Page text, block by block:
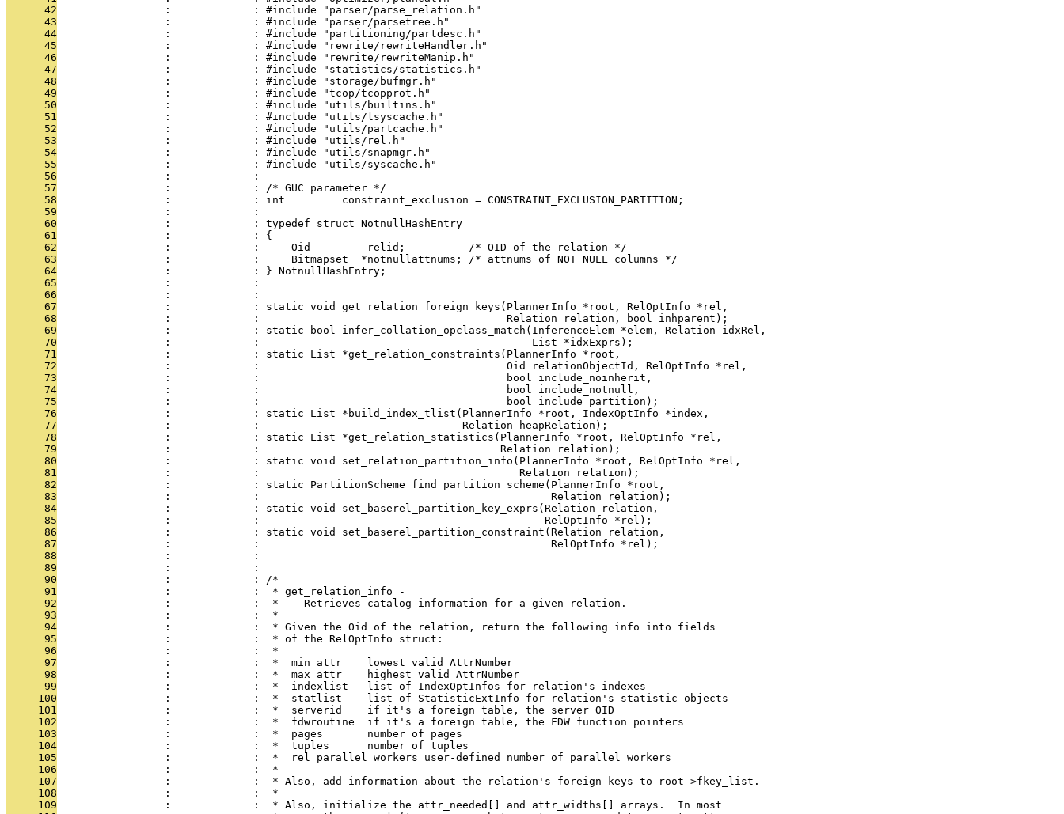
      42
                 :             : #include "parser/parse_relation.h"
      43
                 :             : #include "parser/parsetree.h"
      44
                 :             : #include "partitioning/partdesc.h"
      45
                 :             : #include "rewrite/rewriteHandler.h"
      46
                 :             : #include "rewrite/rewriteManip.h"
      47
                 :             : #include "statistics/statistics.h"
      48
                 :             : #include "storage/bufmgr.h"
      49
                 :             : #include "tcop/tcopprot.h"
      50
                 :             : #include "utils/builtins.h"
      51
                 :             : #include "utils/lsyscache.h"
      52
                 :             : #include "utils/partcache.h"
      53
                 :             : #include "utils/rel.h"
      54
                 :             : #include "utils/snapmgr.h"
      55
                 :             : #include "utils/syscache.h"
      56
                 :             :
      57
                 :             : /* GUC parameter */
      58
                 :             : int         constraint_exclusion = CONSTRAINT_EXCLUSION_PARTITION;
      59
                 :             :
      60
                 :             : typedef struct NotnullHashEntry
      61
                 :             : {
      62
                 :             :     Oid         relid;          /* OID of the relation */
      63
                 :             :     Bitmapset  *notnullattnums; /* attnums of NOT NULL columns */
      64
                 :             : } NotnullHashEntry;
      65
                 :             :
      66
                 :             :
      67
                 :             : static void get_relation_foreign_keys(PlannerInfo *root, RelOptInfo *rel,
      68
                 :             :                                       Relation relation, bool inhparent);
      69
                 :             : static bool infer_collation_opclass_match(InferenceElem *elem, Relation idxRel,
      70
                 :             :                                           List *idxExprs);
      71
                 :             : static List *get_relation_constraints(PlannerInfo *root,
      72
                 :             :                                       Oid relationObjectId, RelOptInfo *rel,
      73
                 :             :                                       bool include_noinherit,
      74
                 :             :                                       bool include_notnull,
      75
                 :             :                                       bool include_partition);
      76
                 :             : static List *build_index_tlist(PlannerInfo *root, IndexOptInfo *index,
      77
                 :             :                                Relation heapRelation);
      78
                 :             : static List *get_relation_statistics(PlannerInfo *root, RelOptInfo *rel,
      79
                 :             :                                      Relation relation);
      80
                 :             : static void set_relation_partition_info(PlannerInfo *root, RelOptInfo *rel,
      81
                 :             :                                         Relation relation);
      82
                 :             : static PartitionScheme find_partition_scheme(PlannerInfo *root,
      83
                 :             :                                              Relation relation);
      84
                 :             : static void set_baserel_partition_key_exprs(Relation relation,
      85
                 :             :                                             RelOptInfo *rel);
      86
                 :             : static void set_baserel_partition_constraint(Relation relation,
      87
                 :             :                                              RelOptInfo *rel);
      88
                 :             :
      89
                 :             :
      90
                 :             : /*
      91
                 :             :  * get_relation_info -
      92
                 :             :  *    Retrieves catalog information for a given relation.
      93
                 :             :  *
      94
                 :             :  * Given the Oid of the relation, return the following info into fields
      95
                 :             :  * of the RelOptInfo struct:
      96
                 :             :  *
      97
                 :             :  *  min_attr    lowest valid AttrNumber
      98
                 :             :  *  max_attr    highest valid AttrNumber
      99
                 :             :  *  indexlist   list of IndexOptInfos for relation's indexes
     100
                 :             :  *  statlist    list of StatisticExtInfo for relation's statistic objects
     101
                 :             :  *  serverid    if it's a foreign table, the server OID
     102
                 :             :  *  fdwroutine  if it's a foreign table, the FDW function pointers
     103
                 :             :  *  pages       number of pages
     104
                 :             :  *  tuples      number of tuples
     105
                 :             :  *  rel_parallel_workers user-defined number of parallel workers
     106
                 :             :  *
     107
                 :             :  * Also, add information about the relation's foreign keys to root->fkey_list.
     108
                 :             :  *
     109
                 :             :  * Also, initialize the attr_needed[] and attr_widths[] arrays.  In most